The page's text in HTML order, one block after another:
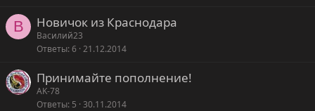
В Новичок из Краснодара
Василий23
Ответы 6 21.12.2014
Принимайте пополнение!
AK-78
Ответы 5 30.11.2014